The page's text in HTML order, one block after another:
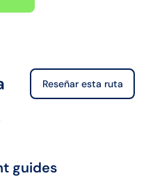
Reseñar esta ruta
guides